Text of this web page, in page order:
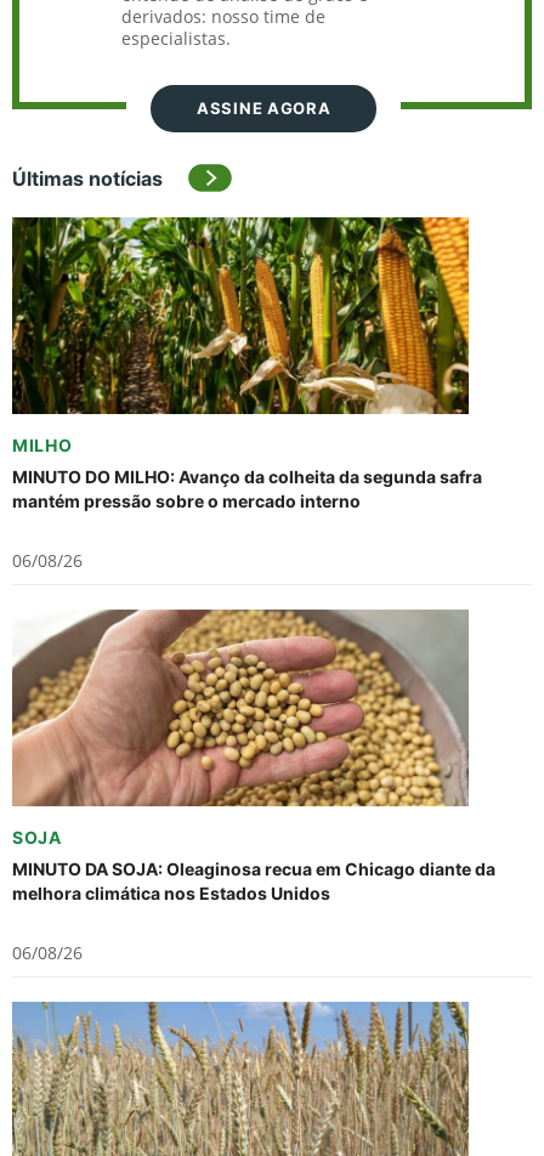
derivados: nosso time de
especialistas.
ASSINE AGORA
Últimas notícias
MILHO
MINUTO DO MILHO: Avanço da colheita da segunda safra
mantém pressão sobre o mercado interno
06/08/26
SOJA
MINUTO DA SOJA: Oleaginosa recua em Chicago diante da
melhora climática nos Estados Unidos
06/08/26